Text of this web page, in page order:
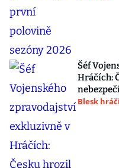
Šéf
Hráčích:
Blesk hráči